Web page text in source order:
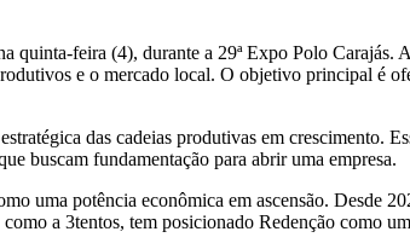
feira (4), durante a 29ª Expo Polo Carajás.
e o mercado local. O objetivo principal é
das cadeias produtivas em crescimento.
buscam fundamentação para abrir uma empresa.
uma potência econômica em ascensão. Desde
a 3tentos, tem posicionado Redenção como